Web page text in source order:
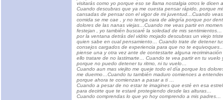
visitarás como yo porque eso se llama nostalgia otros le dicen
Cuando descubras que ya me cuesta pensar rápido, porque
cansadas de pensar con el vigor de mi juventud…Cuando
comida se me cae , y no tenga cara de alegría porque por
dolores de las nanas viejas…Cuando me veas partir en
festejan , yo también buscaré la soledad de mis sentimientos…
por la ventana detrás del vidrio mojado descubras un viejo
quien sabe en cual pensamiento… Cuando trate de detener
consejos cargados de experiencia para que no te
piense una y otra vez ante de contestarte alguna
ello tratare de no lastimarte… Cuando te vea partir en tu vuelo
porque no puedo detener tu ritmo, ni tu vuelo…
Cuando aun mas viejito me queje todo el día porque los
me duermo…Cuando tu también maduro comiences a
porque ahora te comienzan a pasar a ti …
Cuando a pesar de no estar te imagines que esté en esa
para decirte que te estaré protegiendo desde las alturas…
Cuando comprendas lo que yo hoy comprendo a mis padres…